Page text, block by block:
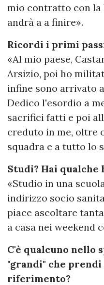
mio contratto con la
andrà a a finire».
Ricordi i primi
«Al mio paese,
Arsizio, poi ho
infine sono arrivato
Dedico l'esordio a
sacrifici fatti e poi
creduto in me, oltre
squadra e a tutto lo
Studi? Hai qualche
«Studio in una
indirizzo socio
piace ascoltare
a casa nei weekend
C'è qualcuno nello
"grandi" che
riferimento?